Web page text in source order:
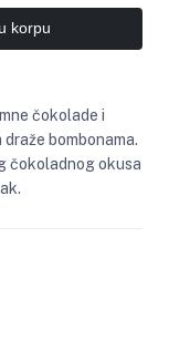
korpu
čokolade i
bombonama.
čokoladnog okusa